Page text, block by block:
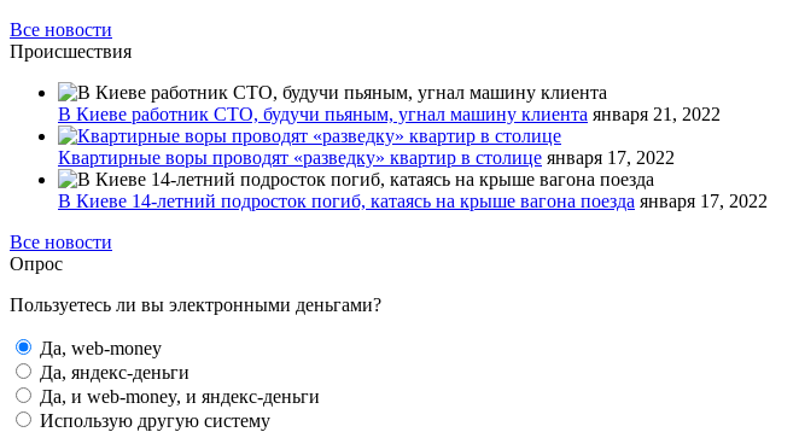
Все новости
Происшествия
В Киеве работник СТО, будучи пьяным, угнал машину клиента января 21, 2022
Квартирные воры проводят «разведку» квартир в столице января 17, 2022
В Киеве 14-летний подросток погиб, катаясь на крыше вагона поезда января 17, 2022
Все новости
Опрос
Пользуетесь ли вы электронными деньгами?
Да, web-money
Да, яндекс-деньги
Да, и web-money, и яндекс-деньги
Использую другую систему